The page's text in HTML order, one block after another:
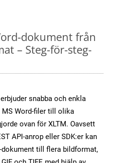
dokument från
– Steg-för-steg-
snabba och enkla
Word-filer till olika
ovan för XLTM. Oavsett
API-anrop eller SDK:er kan
till flera bildformat,